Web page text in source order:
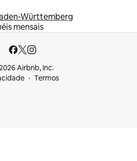
Württemberg
mensais
Airbnb, Inc.
Termos